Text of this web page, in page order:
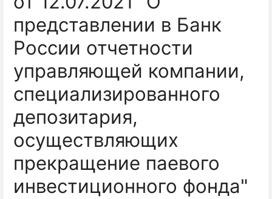
представлении в Банк
России отчетности
управляющей компании,
специализированного
депозитария,
осуществляющих
прекращение паевого
инвестиционного фонда"